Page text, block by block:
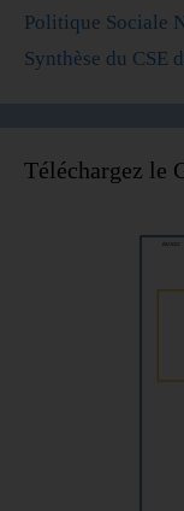
Politique Sociale
Synthèse du CSE
Téléchargez le